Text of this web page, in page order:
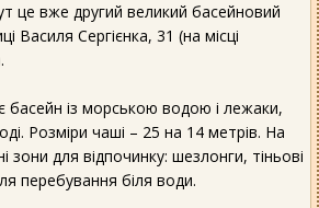
це вже другий великий басейновий
Василя Сергієнка, 31 (на місці
із морською водою і лежаки,
Розміри чаші – 25 на 14 метрів. На
зони для відпочинку: шезлонги, тіньові
перебування біля води.